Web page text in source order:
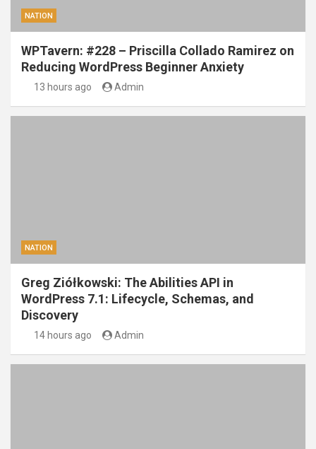
NATION
WPTavern: #228 – Priscilla Collado Ramirez on
Reducing WordPress Beginner Anxiety
13 hours ago Admin
NATION
Greg Ziółkowski: The Abilities API in
WordPress 7.1: Lifecycle, Schemas, and
Discovery
14 hours ago Admin